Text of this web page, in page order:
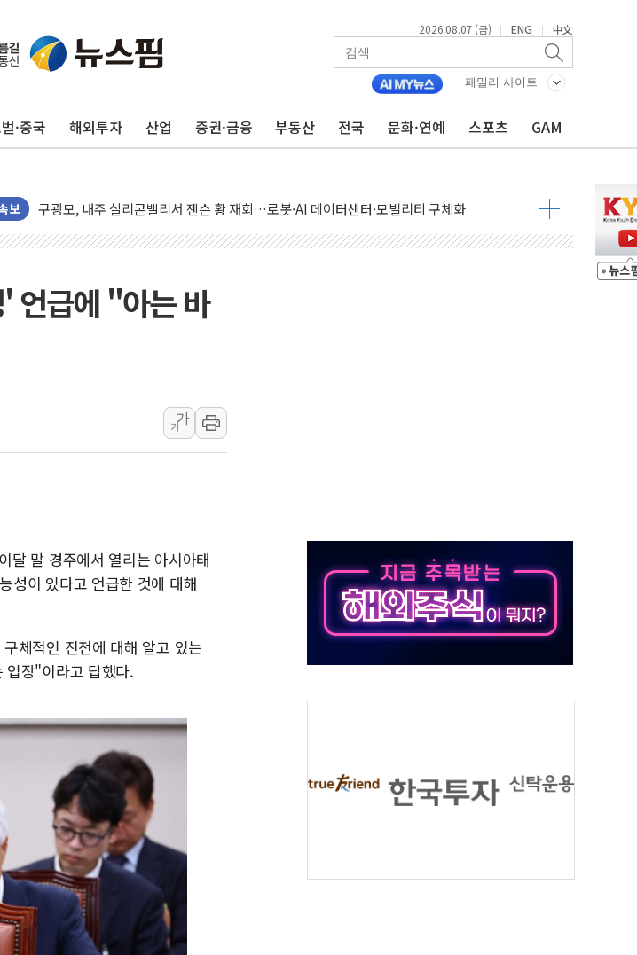
2026.08.07 (금) | ENG | 中文
패밀리 사이트
·중국 해외투자 산업 증권·금융 부동산 전국 문화·연예 스포츠 GAM
보
유럽증시, 견조한 실적 소화하며 대부분 상승… "2분기 기업 순이익 21% 증가" 전망
리투아니아 국방 "러, 우크라 드론으로 나토 회원국 공격 검토… 거짓 깃발 작전"
뉴욕증시 개장 전 특징주...모더나·아이온큐·도어대시↑ VS 샌디스크·피그마·앱러빈↓
김정관 장관 "영업이익 N% 성과급 반대…상법·자본시장법 개정 논의"
청와대, 북한 단거리 탄도미사일 발사에 긴급 안보 점검회의
금값 7주 만에 최고…美 고용 둔화·호르무즈 재개방 기대에 강세
'월가의 황제' 다이먼 "금융시장 레버리지 위험수위…숨은 차입이 더 큰 변수"
양주 섬유염색공장서 화재 1명 중상…대응 1단계 진압 중
우크라 드론 전술, 중남미 콜롬비아에 새 안보 위기… 반군·마약카르텔이 습득해 전투 활용
동해해경, 독도 해상서 부유물 감긴 어선 구조
주한미군 "오산기지 누출, 백린 아닌 무해한 표면 부식 물질"
구미 폐염산처리업체서 불 2시간30여분만에 진화...외국인 노동자 숨져
언급에 "아는 바
가
가
달 말 경주에서 열리는 아시아태
성이 있다고 언급한 것에 대해
체적인 진전에 대해 알고 있는
입장"이라고 답했다.